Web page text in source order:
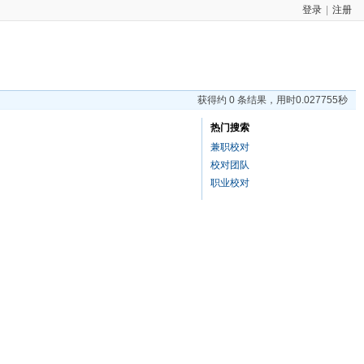
登录 注册
获得约 0 条结果，用时0.027755秒
热门搜索
兼职校对
校对团队
职业校对